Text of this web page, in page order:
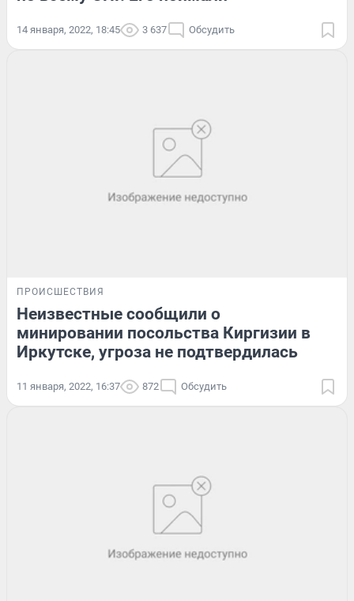
14 января, 2022, 18:45 3 637 Обсудить
ПРОИСШЕСТВИЯ
Неизвестные сообщили о
минировании посольства Киргизии в
Иркутске, угроза не подтвердилась
11 января, 2022, 16:37 872 Обсудить